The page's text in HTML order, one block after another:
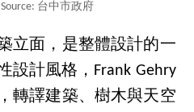
台中市政府
立面，是整體設計的一
設計風格，Frank Gehry
轉譯建築、樹木與天空